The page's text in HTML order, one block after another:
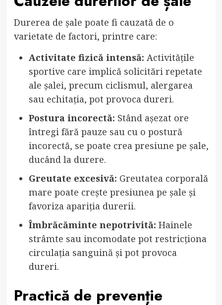
Durerea de șale poate fi cauzată de o
varietate de factori, printre care:
Activitate fizică intensă: Activitățile
sportive care implică solicitări repetate
ale șalei, precum ciclismul, alergarea
sau echitația, pot provoca dureri.
Postura incorectă: Stând așezat ore
întregi fără pauze sau cu o postură
incorectă, se poate crea presiune pe șale,
ducând la durere.
Greutate excesivă: Greutatea corporală
mare poate crește presiunea pe șale și
favoriza apariția durerii.
Îmbrăcăminte nepotrivită: Hainele
strâmte sau incomodate pot restricționa
circulația sanguină și pot provoca
dureri.
Practică de prevenție